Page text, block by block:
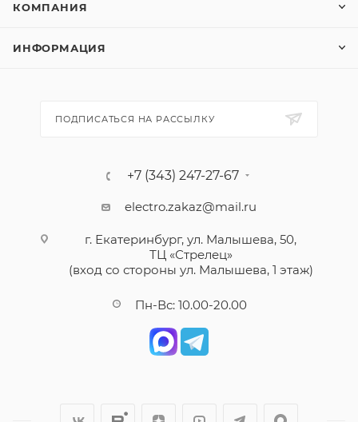
КОМПАНИЯ
ИНФОРМАЦИЯ
ПОДПИСАТЬСЯ НА РАССЫЛКУ
+7 (343) 247-27-67
electro.zakaz@mail.ru
г. Екатеринбург, ул. Малышева, 50,
ТЦ «Стрелец»
(вход со стороны ул. Малышева, 1 этаж)
Пн-Вс: 10.00-20.00